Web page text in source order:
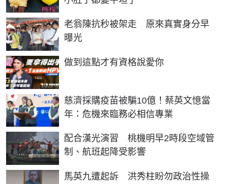
老翁陳抗秒被架走 原來真實身分早
曝光
做到這點才有資格說愛你
PR
慈濟採購疫苗被騙10億！蔡英文憶當
年：危機來臨務必相信專業
配合漢光演習 桃機明早2時段空域管
制、航班起降受影響
馬英九遭起訴 洪秀柱盼勿政治性操